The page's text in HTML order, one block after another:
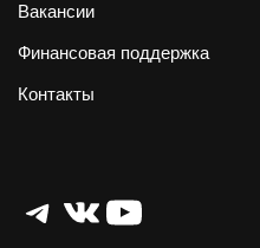
Вакансии
Финансовая поддержка
Контакты
Telegram
ВКонтакте
YouTube